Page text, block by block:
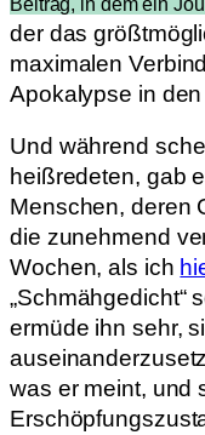
Beitrag, in dem ein
der das
maximalen
Apokalypse in
Und während
heißredeten, gab
Menschen, deren
die zunehmend
Wochen, als ich
„Schmähgedicht“
ermüde ihn sehr,
was er meint, und